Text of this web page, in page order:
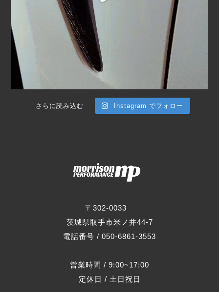
〒302-0033
茨城県取手市米ノ井44-7
電話番号 / 050-6861-3553
営業時間 / 9:00~17:00
定休日 / 土日祝日
さらに読み込む Instagram でフォロー